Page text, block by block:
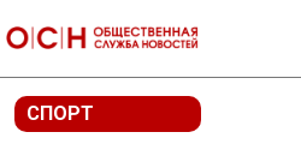
СПОРТ